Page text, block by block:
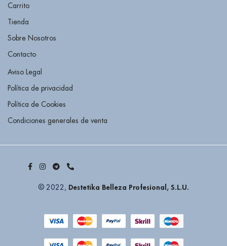
Carrito
Tienda
Sobre Nosotros
Contacto
Aviso Legal
Política de privacidad
Política de Cookies
Condiciones generales de venta
© 2022, Destetika Belleza Profesional, S.L.U.